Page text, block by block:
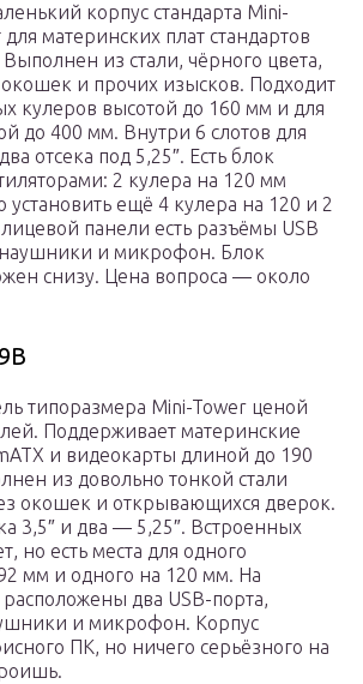
корпус стандарта Mini-
материнских плат стандартов
из стали, чёрного цвета,
и прочих изысков. Подходит
кулеров высотой до 160 мм и для
до 400 мм. Внутри 6 слотов для
отсека под 5,25″. Есть блок
2 кулера на 120 мм
ещё 4 кулера на 120 и 2
панели есть разъёмы USB
и микрофон. Блок
снизу. Цена вопроса — около
типоразмера Mini-Tower ценой
Поддерживает материнские
и видеокарты длиной до 190
из довольно тонкой стали
окошек и открывающихся дверок.
3,5″ и два — 5,25″. Встроенных
но есть места для одного
мм и одного на 120 мм. На
два USB-порта,
и микрофон. Корпус
ПК, но ничего серьёзного на